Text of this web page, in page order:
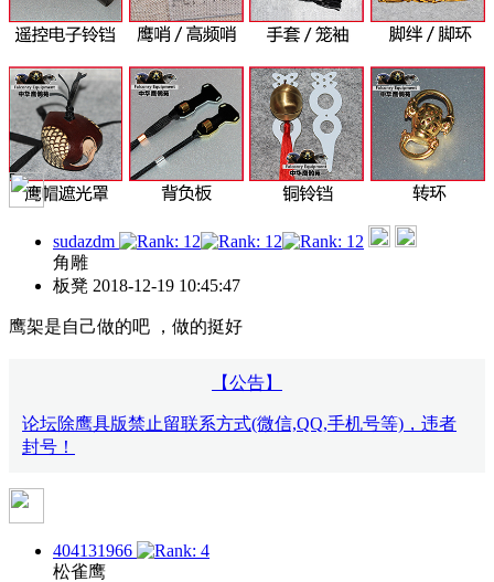
sudazdm
角雕
板凳 2018-12-19 10:45:47
鹰架是自己做的吧 ，做的挺好
【公告】
论坛除鹰具版禁止留联系方式(微信,QQ,手机号等)，违者
封号！
404131966
松雀鹰